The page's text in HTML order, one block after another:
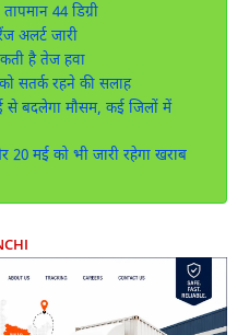
44 डिग्री
अलर्ट जारी
है तेज हवा
सतर्क रहने की सलाह
से बदलेगा मौसम, कई जिलों में
मई को भी जारी रहेगा खराब